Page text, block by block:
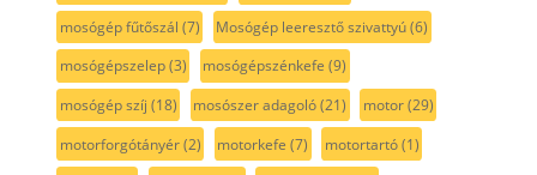
mosógép fűtőszál (7) Mosógép leeresztő szivattyú(6)
mosógépszelep(3) mosógépszénkefe (9)
mosógép szíj (18) mosószer adagoló(21) motor(29)
motorforgótányér(2) motorkefe (7) motortartó(1)